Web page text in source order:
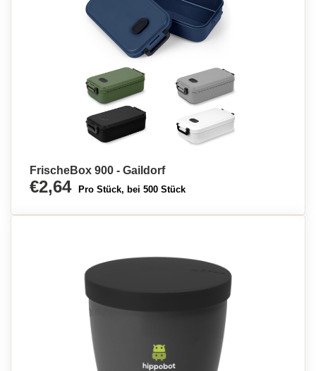
FrischeBox 900 - Gaildorf
€2,64 Pro Stück, bei 500 Stück